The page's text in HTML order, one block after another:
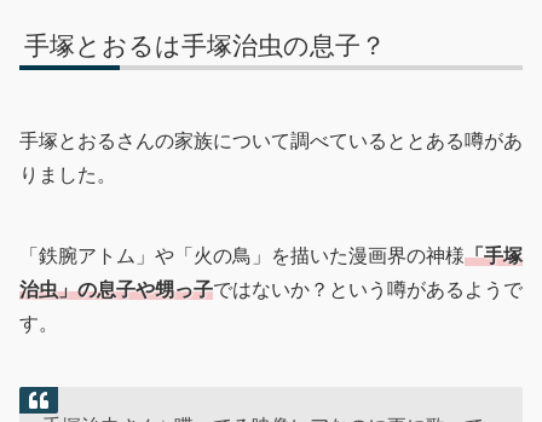
手塚とおるは手塚治虫の息子？
手塚とおるさんの家族について調べているととある噂があ
りました。
「鉄腕アトム」や「火の鳥」を描いた漫画界の神様「手塚
治虫」の息子や甥っ子ではないか？という噂があるようで
す。